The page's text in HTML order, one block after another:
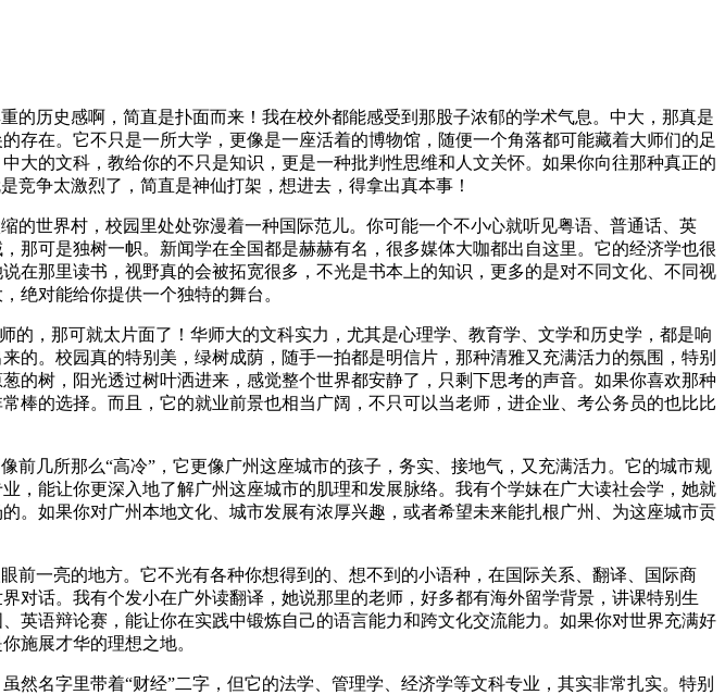
的历史感啊，简直是扑面而来！我在校外都能感受到那股子浓郁的学术气息。中大，那真是
在。它不只是一所大学，更像是一座活着的博物馆，随便一个角落都可能藏着大师们的足
大的文科，教给你的不只是知识，更是一种批判性思维和人文关怀。如果你向往那种真正的
竞争太激烈了，简直是神仙打架，想进去，得拿出真本事！
的世界村，校园里处处弥漫着一种国际范儿。你可能一个不小心就听见粤语、普通话、英
那可是独树一帜。新闻学在全国都是赫赫有名，很多媒体大咖都出自这里。它的经济学也很
在那里读书，视野真的会被拓宽很多，不光是书本上的知识，更多的是对不同文化、不同视
绝对能给你提供一个独特的舞台。
的，那可就太片面了！华师大的文科实力，尤其是心理学、教育学、文学和历史学，都是响
。校园真的特别美，绿树成荫，随手一拍都是明信片，那种清雅又充满活力的氛围，特别
的树，阳光透过树叶洒进来，感觉整个世界都安静了，只剩下思考的声音。如果你喜欢那种
棒的选择。而且，它的就业前景也相当广阔，不只可以当老师，进企业、考公务员的也比比
前几所那么“高冷”，它更像广州这座城市的孩子，务实、接地气，又充满活力。它的城市规
，能让你更深入地了解广州这座城市的肌理和发展脉络。我有个学妹在广大读社会学，她就
。如果你对广州本地文化、城市发展有浓厚兴趣，或者希望未来能扎根广州、为这座城市贡
前一亮的地方。它不光有各种你想得到的、想不到的小语种，在国际关系、翻译、国际商
对话。我有个发小在广外读翻译，她说那里的老师，好多都有海外留学背景，讲课特别生
英语辩论赛，能让你在实践中锻炼自己的语言能力和跨文化交流能力。如果你对世界充满好
施展才华的理想之地。
然名字里带着“财经”二字，但它的法学、管理学、经济学等文科专业，其实非常扎实。特别